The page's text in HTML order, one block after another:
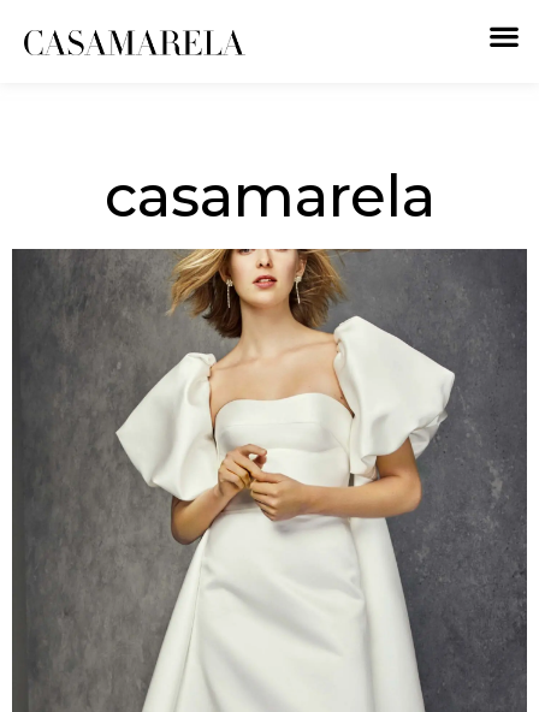
casamarela